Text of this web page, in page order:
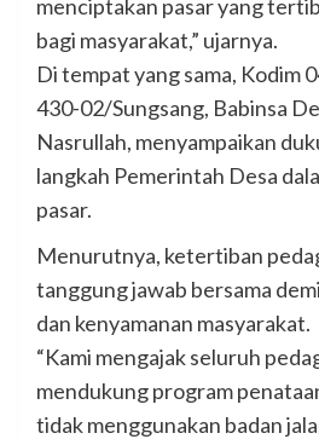
menciptakan pasar yang
bagi masyarakat,” ujarnya.
Di tempat yang sama, Kodim
430-02/Sungsang, Babinsa
Nasrullah, menyampaikan
langkah Pemerintah Desa
pasar.
Menurutnya, ketertiban
tanggung jawab bersama
dan kenyamanan masyarakat.
“Kami mengajak seluruh
mendukung program
tidak menggunakan badan